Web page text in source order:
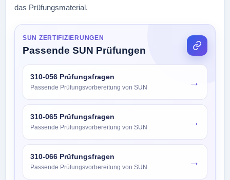
das Prüfungsmaterial.
SUN ZERTIFIZIERUNGEN
Passende SUN Prüfungen
310-056 Prüfungsfragen
Passende Prüfungsvorbereitung von SUN →
310-065 Prüfungsfragen
Passende Prüfungsvorbereitung von SUN →
310-066 Prüfungsfragen
Passende Prüfungsvorbereitung von SUN →